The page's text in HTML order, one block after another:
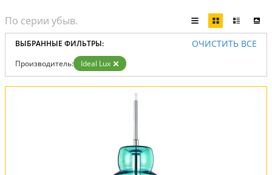
ВЫБРАННЫЕ ФИЛЬТРЫ: ОЧИСТИТЬ ВСЕ
Производитель: Ideal Lux